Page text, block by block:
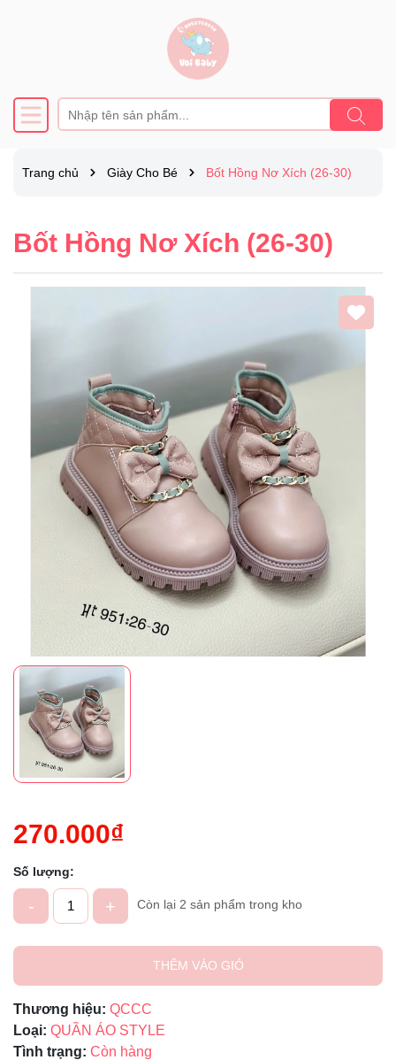
Trang chủ Giày Cho Bé Bốt Hồng Nơ Xích (26-30)
Bốt Hồng Nơ Xích (26-30)
270.000₫
Số lượng:
- + Còn lại 2 sản phẩm trong kho
THÊM VÀO GIỎ
Thương hiệu: QCCC
Loại: QUẦN ÁO STYLE
Tình trạng: Còn hàng
Mã giảm giá: